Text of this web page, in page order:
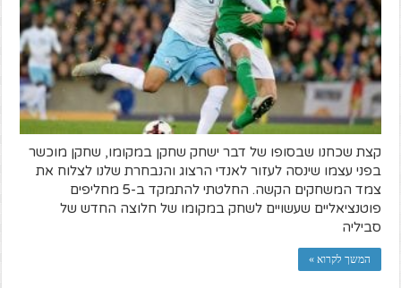
קצת שכחנו שבסופו של דבר ישחק שחקן במקומו, שחקן מוכשר
בפני עצמו שינסה לעזור לאנדי הרצוג והנבחרת שלנו לצלוח את
צמד המשחקים הקשה. החלטתי להתמקד ב-5 מחליפים
פוטנציאליים שעשויים לשחק במקומו של חלוצה החדש של
סביליה
המשך לקרוא »